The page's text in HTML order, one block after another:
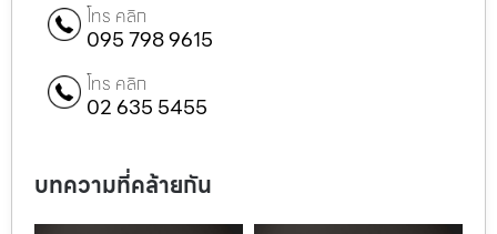
โทร คลิก
095 798 9615
โทร คลิก
02 635 5455
บทความที่คล้ายกัน